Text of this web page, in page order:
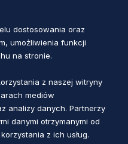
i oznakowania,
turystyka konna ma
rekreacji
dostosowania oraz
umożliwienia funkcji
na stronie.
z naszej witryny
mediów
analizy danych. Partnerzy
danymi otrzymanymi od
z ich usług.